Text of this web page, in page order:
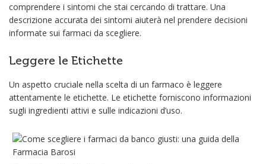
comprendere i sintomi che stai cercando di trattare. Una
descrizione accurata dei sintomi aiuterà nel prendere decisioni
informate sui farmaci da scegliere.
Leggere le Etichette
Un aspetto cruciale nella scelta di un farmaco è leggere
attentamente le etichette. Le etichette forniscono informazioni
sugli ingredienti attivi e sulle indicazioni d’uso.